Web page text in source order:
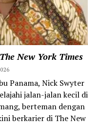
New York Times
Panama, Nick Swyter
jalan-jalan kecil di
berteman dengan
berkarier di The New